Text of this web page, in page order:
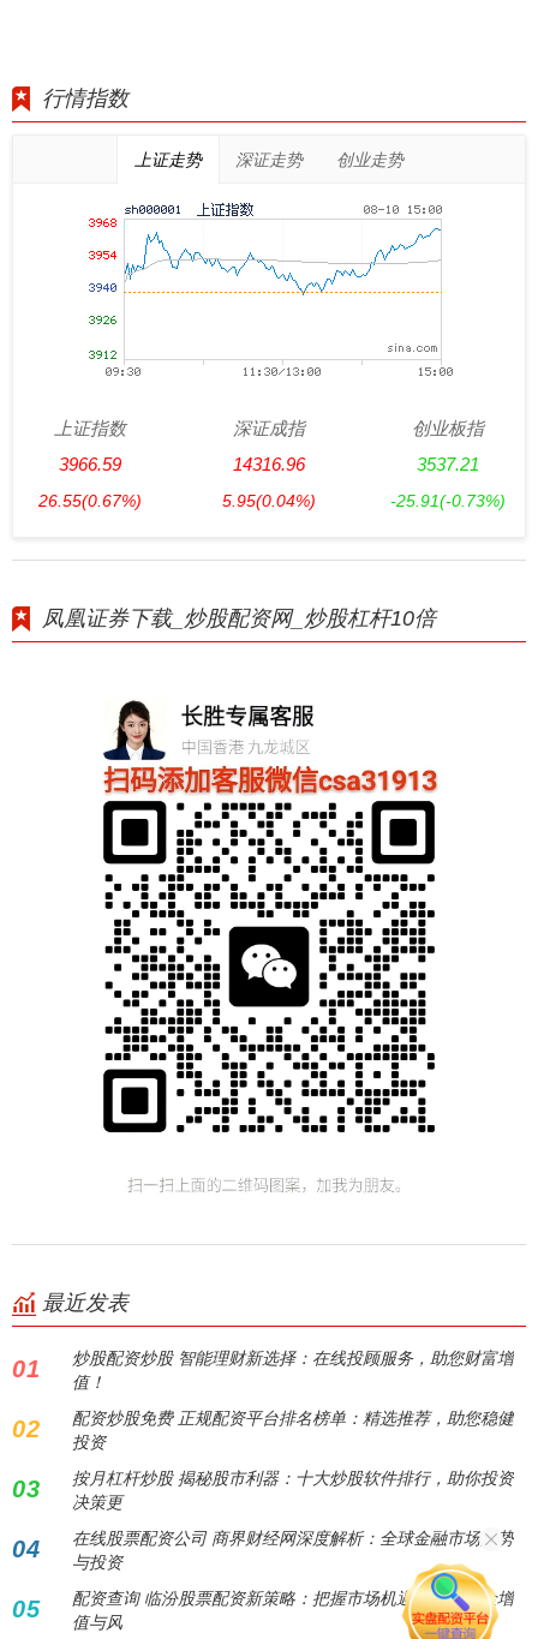
行情指数
上证走势 深证走势 创业走势
上证指数
3966.59
26.55(0.67%)
深证成指
14316.96
5.95(0.04%)
创业板指
3537.21
-25.91(-0.73%)
凤凰证券下载_炒股配资网_炒股杠杆10倍
最近发表
01
炒股配资炒股 智能理财新选择：在线投顾服务，助您财富增
值！
02
配资炒股免费 正规配资平台排名榜单：精选推荐，助您稳健
投资
03
按月杠杆炒股 揭秘股市利器：十大炒股软件排行，助你投资
决策更
04
在线股票配资公司 商界财经网深度解析：全球金融市场趋势
与投资
05
配资查询 临汾股票配资新策略：把握市场机遇，实现资金增
值与风